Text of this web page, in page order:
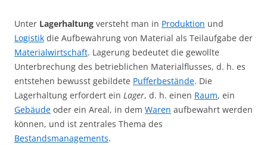
Unter Lagerhaltung versteht man in Produktion und
Logistik die Aufbewahrung von Material als Teilaufgabe der
Materialwirtschaft. Lagerung bedeutet die gewollte
Unterbrechung des betrieblichen Materialflusses, d. h. es
entstehen bewusst gebildete Pufferbestände. Die
Lagerhaltung erfordert ein Lager, d. h. einen Raum, ein
Gebäude oder ein Areal, in dem Waren aufbewahrt werden
können, und ist zentrales Thema des
Bestandsmanagements.